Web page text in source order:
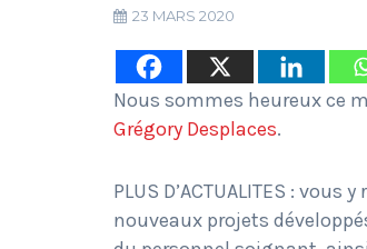
23 MARS 2020
Nous sommes heureux ce
Grégory Desplaces.
PLUS D’ACTUALITES :
nouveaux projets